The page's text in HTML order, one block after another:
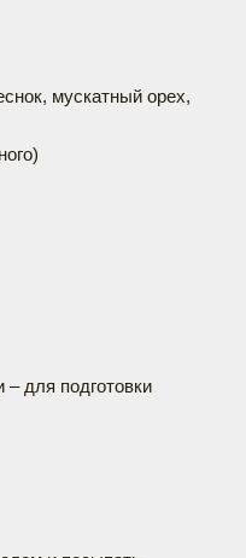
мускатный орех,
для подготовки